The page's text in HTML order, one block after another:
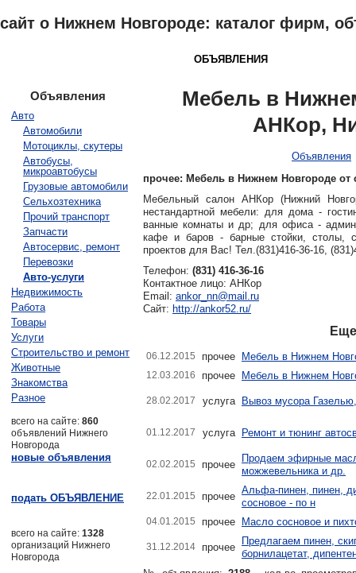
сайт о Нижнем Новгороде: каталог фирм,
ОБЪЯВЛЕНИЯ
Мебель в
АНКор,
Объявления
прочее: Мебель в Нижнем Новгороде от
Мебельный салон АНКор (Нижний
нестандартной мебели: для дома -
ванные комнаты и др; для офиса -
кафе и баров - барные стойки, столы,
проектов для Вас! Тел.(831)416-36-16,
Телефон: (831) 416-36-16
Контактное лицо: АНКор
Email: ankor_nn@mail.ru
Сайт: http://ankor52.ru/
06.12.2015 прочее Мебель в Нижнем
12.03.2016 прочее Мебель в Нижнем
28.02.2017 услуга Вывоз мусора
01.12.2017 услуга Ремонт и тюнинг
02.02.2015 прочее
Продаем эфирные
можжевельника и др.
22.01.2015 прочее
Альфа-пинен, пинен,
сосновое - по н
04.01.2015 прочее Масло сосновое и
31.12.2014 прочее
Предлагаем пинен,
борнилацетат,
Объявления
Авто
Автомобили
Мотоциклы, скутеры
Автобусы,
микроавтобусы
Грузовые автомобили
Сельхозтехника
Прочий транспорт
Запчасти
Автосервис, ремонт
Перевозки
Авто-услуги
Недвижимость
Работа
Товары
Услуги
Строительство и ремонт
Животные
Знакомства
Разное
всего на сайте: 860
объявлений Нижнего
Новгорода
новые объявления
подать ОБЪЯВЛЕНИЕ
всего на сайте: 1328
организаций Нижнего
Новгорода